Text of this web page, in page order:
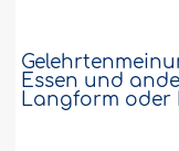
Essen und
Langform oder